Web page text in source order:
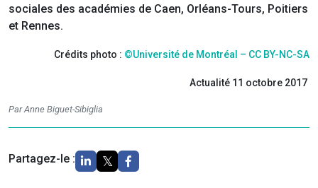
sociales des académies de Caen, Orléans-Tours, Poitiers
et Rennes.
Crédits photo : ©Université de Montréal – CC BY-NC-SA
Actualité 11 octobre 2017
Par Anne Biguet-Sibiglia
Partagez-le :